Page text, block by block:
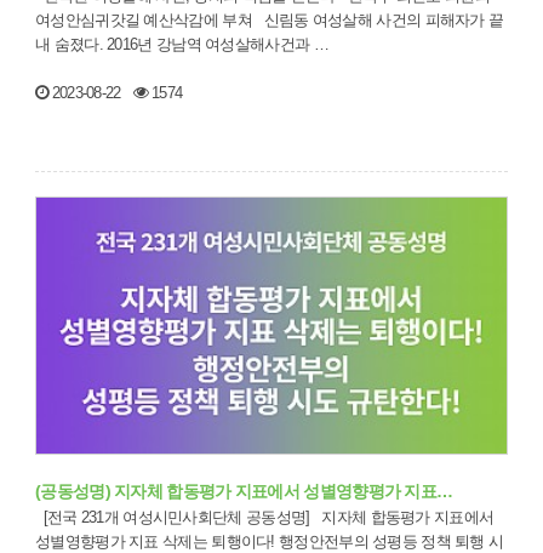
여성안심귀갓길 예산삭감에 부쳐 신림동 여성살해 사건의 피해자가 끝
내 숨졌다. 2016년 강남역 여성살해사건과 …
2023-08-22 1574
(공동성명) 지자체 합동평가 지표에서 성별영향평가 지표…
성별영향평가 지표 삭제는 퇴행이다! 행정안전부의 성평등 정책 퇴행 시